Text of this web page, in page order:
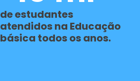
de estudantes
atendidos na Educação
básica todos os anos.